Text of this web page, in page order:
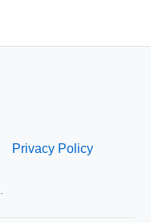
Privacy Policy